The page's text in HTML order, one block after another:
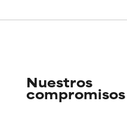
pero con la información
pero con la información
Nuestros
compromisos